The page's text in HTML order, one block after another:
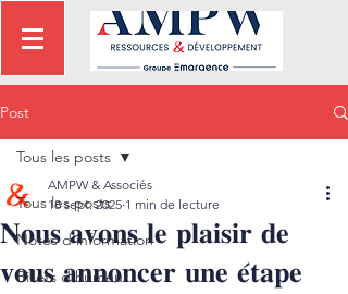
Post
Tous les posts
Notes d'information
Billets d'humeur
Tous les posts
𝐍𝐨𝐮𝐬 𝐚𝐯𝐨𝐧𝐬 𝐥𝐞 𝐩𝐥𝐚𝐢𝐬𝐢𝐫 𝐝𝐞
𝐯𝐨𝐮𝐬 𝐚𝐧𝐧𝐨𝐧𝐜𝐞𝐫 𝐮𝐧𝐞 𝐞́𝐭𝐚𝐩𝐞
AMPW & Associés
18 sept. 2025 1 min de lecture